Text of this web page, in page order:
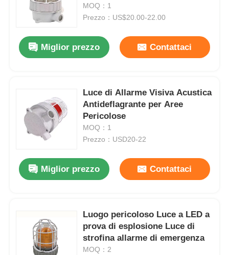
Chi siamo
Fatory Tour
Controllo di qualità
Contattaci
Luce protetta contro le esplosioni dell'allarme
ventilatore antideflagrante
servizio OEM
MOQ：1
Prezzo：US$20.00-22.00
Miglior prezzo Contattaci
Luce di Allarme Visiva Acustica
Antideflagrante per Aree
Pericolose
MOQ：1
Prezzo：USD20-22
Miglior prezzo Contattaci
Luogo pericoloso Luce a LED a
prova di esplosione Luce di
strofina allarme di emergenza
MOQ：2